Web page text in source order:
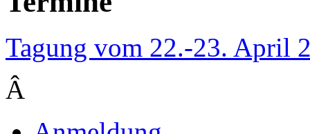
Tagung vom 22.-23. April
Â